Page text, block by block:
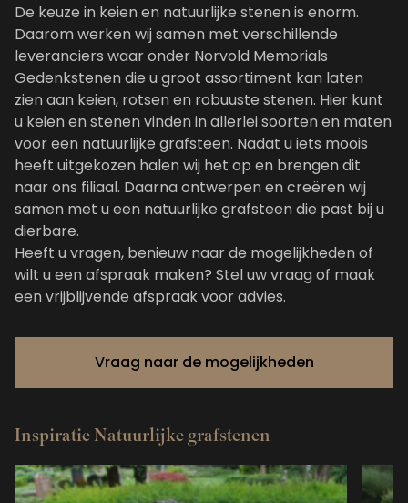
De keuze in keien en natuurlijke stenen is enorm.
Daarom werken wij samen met verschillende
leveranciers waar onder Norvold Memorials
Gedenkstenen die u groot assortiment kan laten
zien aan keien, rotsen en robuuste stenen. Hier kunt
u keien en stenen vinden in allerlei soorten en maten
voor een natuurlijke grafsteen. Nadat u iets moois
heeft uitgekozen halen wij het op en brengen dit
naar ons filiaal. Daarna ontwerpen en creëren wij
samen met u een natuurlijke grafsteen die past bij u
dierbare.
Heeft u vragen, benieuw naar de mogelijkheden of
wilt u een afspraak maken? Stel uw vraag of maak
een vrijblijvende afspraakvoor advies.
Vraag naar de mogelijkheden
Inspiratie Natuurlijke grafstenen